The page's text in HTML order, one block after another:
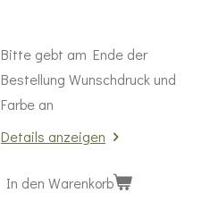
Bitte gebt am Ende der
Bestellung Wunschdruck und
Farbe an
Details anzeigen
In den Warenkorb